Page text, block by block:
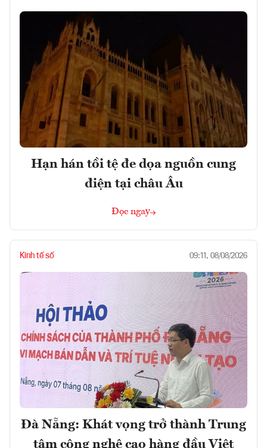
Hạn hán tồi tệ đe dọa nguồn cung
điện tại châu Âu
Đọc ngay
Kinh tế số 09:11, 08/08/2026
Đà Nẵng: Khát vọng trở thành Trung
tâm công nghệ cao hàng đầu Việt